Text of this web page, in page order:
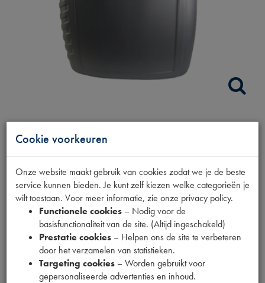
TRANSMISSIEOLIE
75W-80 20L PSA
Fabrikant
OUTLET
Productnummer
1911065
EAN code
3276428177069
Cookie voorkeuren
Onze website maakt gebruik van cookies zodat we je de beste
service kunnen bieden. Je kunt zelf kiezen welke categorieën je
wilt toestaan. Voor meer informatie, zie onze privacy policy.
Functionele cookies – Nodig voor de
basisfunctionaliteit van de site. (Altijd ingeschakeld)
Prestatie cookies – Helpen ons de site te verbeteren
door het verzamelen van statistieken.
Targeting cookies – Worden gebruikt voor
gepersonaliseerde advertenties en inhoud.